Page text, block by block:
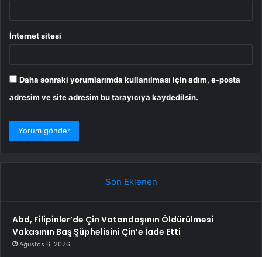
İnternet sitesi
Daha sonraki yorumlarımda kullanılması için adım, e-posta
adresim ve site adresim bu tarayıcıya kaydedilsin.
Son Eklenen
Abd, Filipinler’de Çin Vatandaşının Öldürülmesi
Vakasının Baş Şüphelisini Çin’e İade Etti
Ağustos 6, 2026